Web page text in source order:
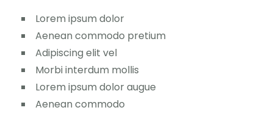
Lorem ipsum dolor
Aenean commodo pretium
Adipiscing elit vel
Morbi interdum mollis
Lorem ipsum dolor augue
Aenean commodo